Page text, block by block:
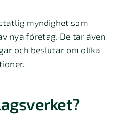
myndighet som
nya företag. De tar även
och beslutar om olika